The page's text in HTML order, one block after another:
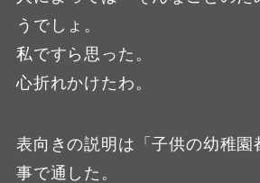
うでしょ。
私ですら思った。
心折れかけたわ。
表向きの説明は「子供の幼稚園
事で通した。